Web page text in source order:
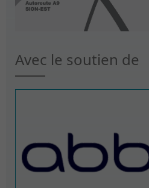
Avec le soutien de